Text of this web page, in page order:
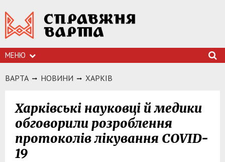
МЕНЮ
ВАРТА НОВИНИ ХАРКIВ
Харківські науковці й медики
обговорили розроблення
протоколів лікування COVID-
19